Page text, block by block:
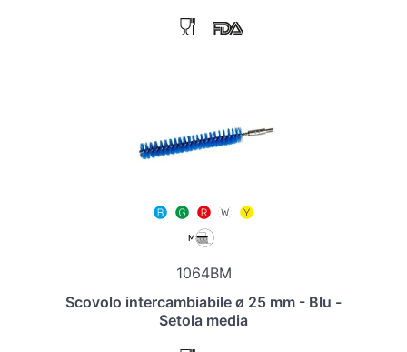
1064BM
Scovolo intercambiabile ø 25 mm - Blu -
Setola media